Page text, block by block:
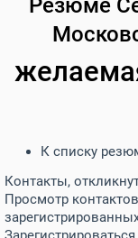
Резюме
К списку
Контакты,
Просмотр